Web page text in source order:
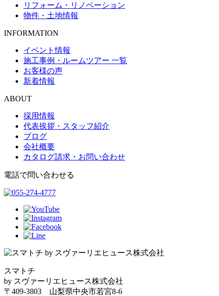
リフォーム・リノベーション
物件・土地情報
INFORMATION
イベント情報
施工事例・ルームツアー 一覧
お客様の声
新着情報
ABOUT
採用情報
代表挨拶・スタッフ紹介
ブログ
会社概要
カタログ請求・お問い合わせ
電話で問い合わせる
スマトチ
by スヴァーリエヒュース株式会社
〒409-3803 山梨県中央市若宮8-6